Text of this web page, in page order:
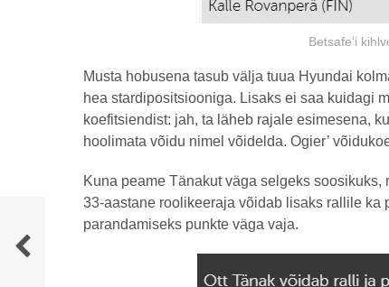
Betsafe’i
Musta hobusena tasub välja tuua Hyundai
hea stardipositsiooniga. Lisaks ei saa kuidagi
koefitsiendist: jah, ta läheb rajale esimesena,
hoolimata võidu nimel võidelda. Ogier’
Kuna peame Tänakut väga selgeks
33-aastane roolikeeraja võidab lisaks rallile
parandamiseks punkte väga vaja.